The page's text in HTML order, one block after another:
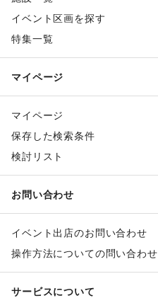
イベント区画を探す
特集一覧
マイページ
マイページ
保存した検索条件
検討リスト
お問い合わせ
イベント出店のお問い合わせ
操作方法についての問い合わせ
サービスについて